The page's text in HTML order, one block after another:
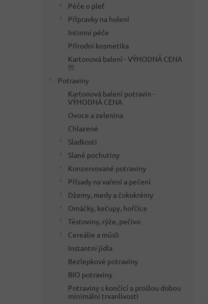
Péče o pleť
Přípravky na holení
Intimní péče
Přírodní kosmetika
Kartonová balení - VÝHODNÁ CENA
!!!
Potraviny
Kartonová balení potravin -
VÝHODNÁ CENA
Ovoce a zelenina
Chlazené
Sladkosti
Slané pochutiny
Konzervované potraviny
Přísady na vaření a pečení
Džemy, medy a čokokrémy
Omáčky, kečupy, hořčice
Těstoviny, rýže, pečivo
Cereálie a müsli
Instantní jídla
Bezlepkové potraviny
BIO potraviny
Potraviny s končící a prošlou dobou
minimální trvanlivosti